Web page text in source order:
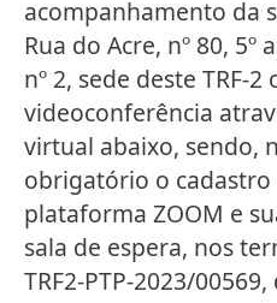
acompanhamento da
Rua do Acre, nº 80, 5º
nº 2, sede deste TRF-
videoconferência
virtual abaixo, sendo,
obrigatório o
plataforma ZOOM e
sala de espera, nos
TRF2-PTP-2023/